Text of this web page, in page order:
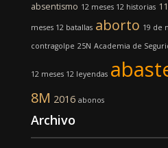
absentismo 12 meses 12 historias
meses 12 batallas aborto 19 de
contragolpe 25N Academia de
12 meses 12 leyendas
8M 2016 abonos
Archivo